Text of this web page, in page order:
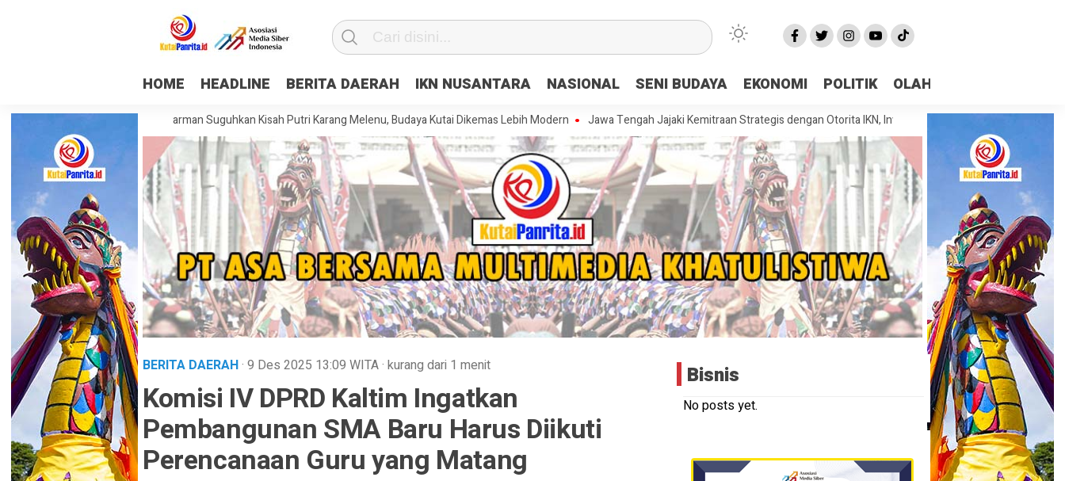
HOME HEADLINE BERITA DAERAH IKN NUSANTARA NASIONAL SENI BUDAYA EKONOMI POLITIK OLAHRAGA
Museum Mulawarman Suguhkan Kisah Putri Karang Melenu, Budaya Kutai Dikemas Lebih Modern Jawa Tengah Jajaki Kemitraan Strategis dengan Otorita IKN, Investasi dan Kolaborasi Jadi Fokus
BERITA DAERAH· 9 Des 2025 13:09 WITA· kurang dari 1 menit
Komisi IV DPRD Kaltim Ingatkan
Pembangunan SMA Baru Harus Diikuti
Perencanaan Guru yang Matang
Bisnis
No posts yet.